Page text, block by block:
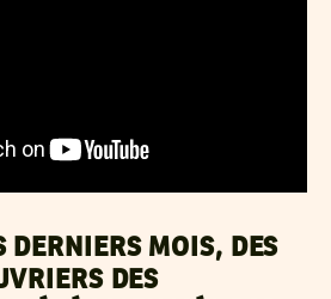
DERNIERS MOIS, DES
DES